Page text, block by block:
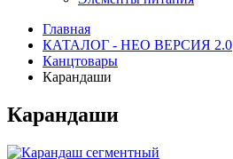
Главная
КАТАЛОГ - НЕО ВЕРСИЯ 2.0
Канцтовары
Карандаши
Карандаши